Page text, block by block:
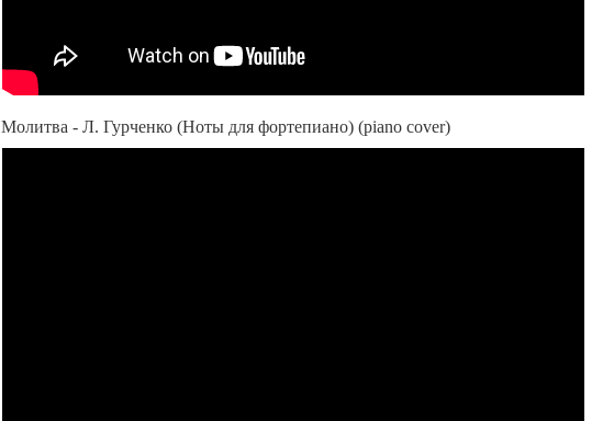
Молитва - Л. Гурченко (Ноты для фортепиано) (piano cover)